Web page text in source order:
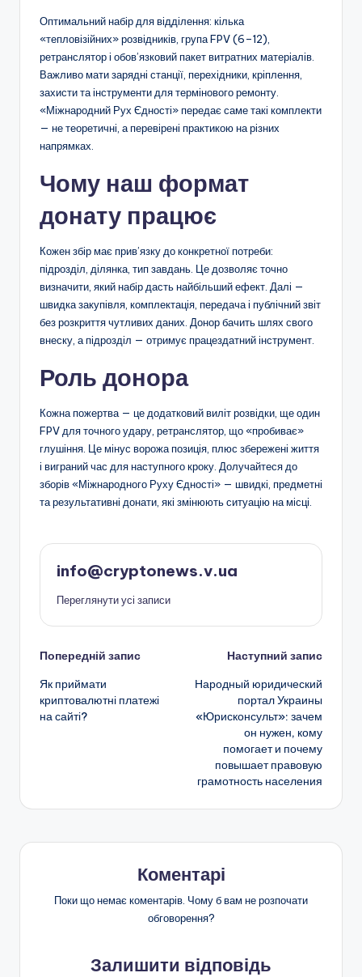
Оптимальний набір для відділення: кілька
«тепловізійних» розвідників, група FPV (6–12),
ретранслятор і обов’язковий пакет витратних матеріалів.
Важливо мати зарядні станції, перехідники, кріплення,
захисти та інструменти для термінового ремонту.
«Міжнародний Рух Єдності» передає саме такі комплекти
— не теоретичні, а перевірені практикою на різних
напрямках.
Чому наш формат
донату працює
Кожен збір має прив’язку до конкретної потреби:
підрозділ, ділянка, тип завдань. Це дозволяє точно
визначити, який набір дасть найбільший ефект. Далі —
швидка закупівля, комплектація, передача і публічний звіт
без розкриття чутливих даних. Донор бачить шлях свого
внеску, а підрозділ — отримує працездатний інструмент.
Роль донора
Кожна пожертва — це додатковий виліт розвідки, ще один
FPV для точного удару, ретранслятор, що «пробиває»
глушіння. Це мінус ворожа позиція, плюс збережені життя
і виграний час для наступного кроку. Долучайтеся до
зборів «Міжнародного Руху Єдності» — швидкі, предметні
та результативні донати, які змінюють ситуацію на місці.
info@cryptonews.v.ua
Переглянути усі записи
Навігація
по
запису
Попередній запис
Як приймати
криптовалютні платежі
на сайті?
Наступний запис
Народный юридический
портал Украины
«Юрисконсульт»: зачем
он нужен, кому
помогает и почему
повышает правовую
грамотность населения
Коментарі
Поки що немає коментарів. Чому б вам не розпочати
обговорення?
Залишити відповідь